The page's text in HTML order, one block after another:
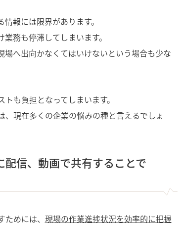
報には限界があります。
務も停滞してしまいます。
へ出向かなくてはいけないという場合も少な
も負担となってしまいます。
現在多くの企業の悩みの種と言えるでしょ
信、動画で共有することで
めには、 現場の作業進捗状況を効率的に把握